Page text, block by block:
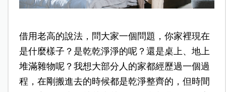
借用老高的說法，問大家一個問題，你家裡現在
是什麼樣子？是乾乾淨淨的呢？還是桌上、地上
堆滿雜物呢？我想大部分人的家都經歷過一個過
程，在剛搬進去的時候都是乾淨整齊的，但時間